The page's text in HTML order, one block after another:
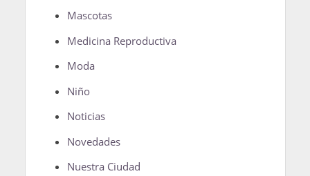
Mascotas
Medicina Reproductiva
Moda
Niño
Noticias
Novedades
Nuestra Ciudad